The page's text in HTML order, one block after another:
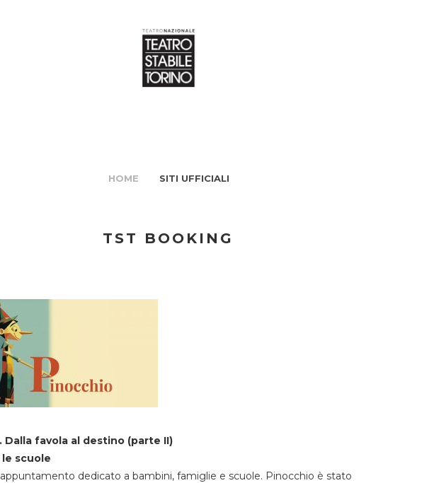
HOME SITI UFFICIALI
TST BOOKING
Dalla favola al destino (parte II)
scuole
dedicato a bambini, famiglie e scuole. Pinocchio è stato